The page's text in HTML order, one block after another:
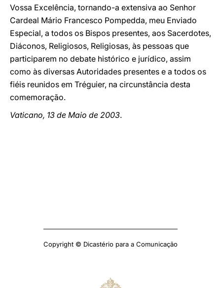
Vossa Excelência, tornando-a extensiva ao Senhor
Cardeal Mário Francesco Pompedda, meu Enviado
Especial, a todos os Bispos presentes, aos Sacerdotes,
Diáconos, Religiosos, Religiosas, às pessoas que
participarem no debate histórico e jurídico, assim
como às diversas Autoridades presentes e a todos os
fiéis reunidos em Tréguier, na circunstância desta
comemoração.
Vaticano, 13 de Maio de 2003.
Copyright © Dicastério para a Comunicação